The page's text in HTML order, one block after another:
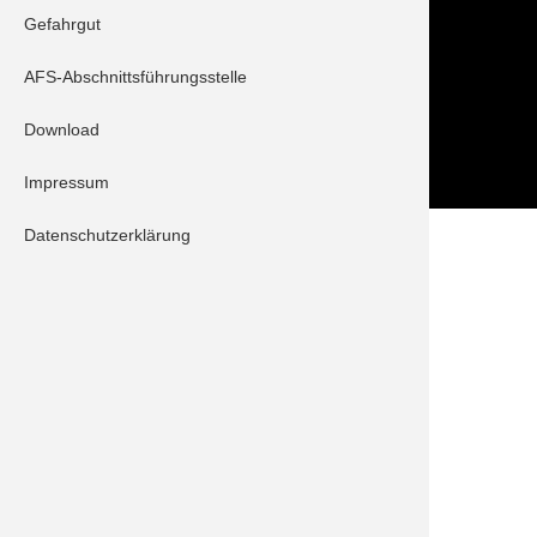
Folge uns auch auf
Gefahrgut
AFS-Abschnittsführungsstelle
Download
Impressum
Datenschutzerklärung